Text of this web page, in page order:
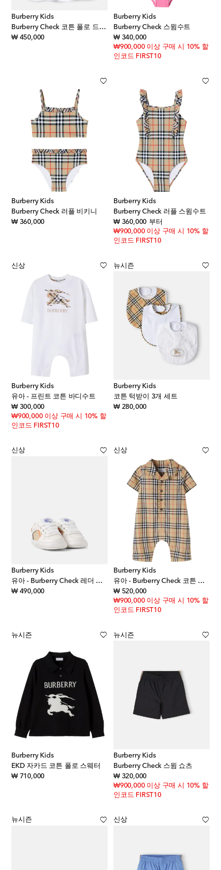
Burberry Kids
Burberry Check 코튼 폴로 드레스
₩ 450,000original price
Burberry Kids
Burberry Check 스윔수트
₩ 340,000original price
₩900,000 이상 구매 시 10% 할
인코드 FIRST10
Burberry Kids
Burberry Check 러플 비키니
₩ 360,000original price
Burberry Kids
Burberry Check 러플 스윔수트
부터
₩ 360,000
₩900,000 이상 구매 시 10% 할
인코드 FIRST10
신상
Burberry Kids
유아 - 프린트 코튼 바디수트
₩ 300,000original price
₩900,000 이상 구매 시 10% 할
인코드 FIRST10
뉴시즌
Burberry Kids
코튼 턱받이 3개 세트
₩ 280,000original price
신상
Burberry Kids
유아 - Burberry Check 레더 스니커즈
₩ 490,000original price
신상
Burberry Kids
유아 - Burberry Check 코튼 원지
₩ 520,000original price
₩900,000 이상 구매 시 10% 할
인코드 FIRST10
뉴시즌
Burberry Kids
EKD 자카드 코튼 폴로 스웨터
₩ 710,000original price
뉴시즌
Burberry Kids
Burberry Check 스윔 쇼츠
₩ 320,000original price
₩900,000 이상 구매 시 10% 할
인코드 FIRST10
뉴시즌 신상